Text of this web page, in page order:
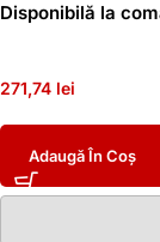
Disponibilă la
271,74 lei
Adaugă În Coș